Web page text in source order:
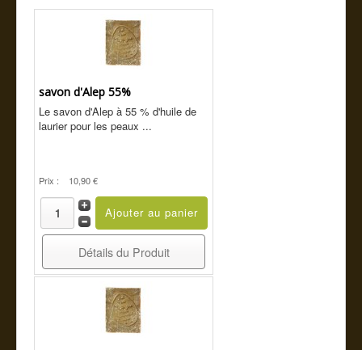
savon d'Alep 55%
Le savon d'Alep à 55 % d'huile de
laurier pour les peaux ...
Prix : 10,90 €
Détails du Produit